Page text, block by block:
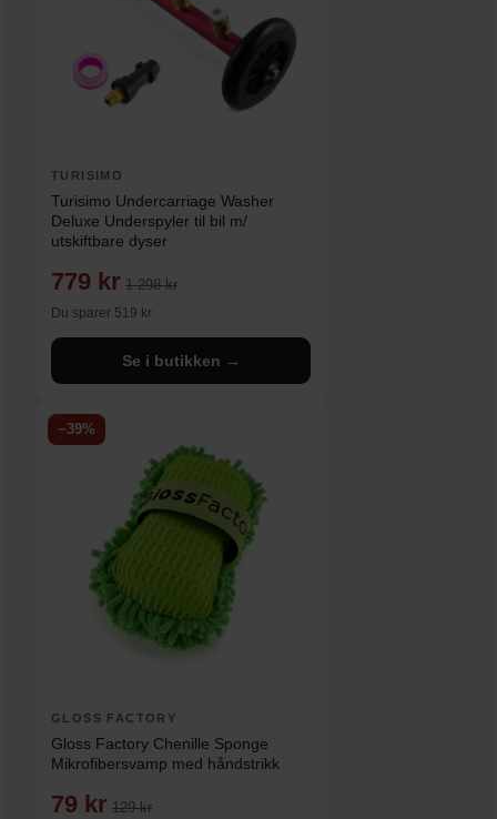
TURISIMO
Turisimo Undercarriage Washer
Deluxe Underspyler til bil m/
utskiftbare dyser
779 kr 1 298 kr
Du sparer 519 kr
Se i butikken →
−39%
GLOSS FACTORY
Gloss Factory Chenille Sponge
Mikrofibersvamp med håndstrikk
79 kr 129 kr